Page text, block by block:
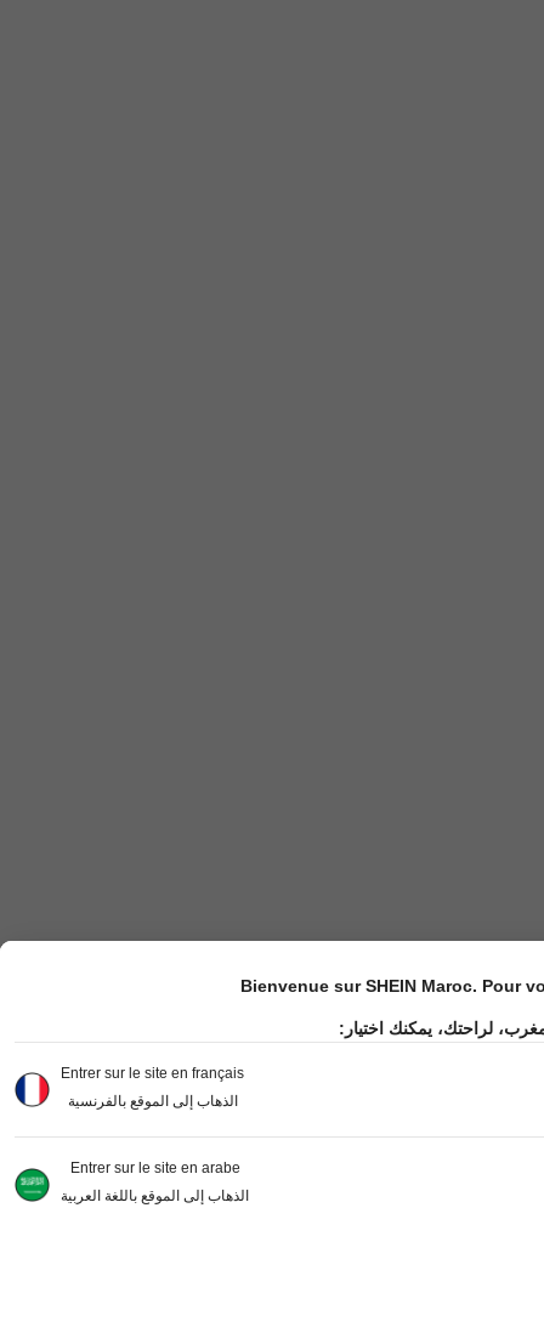
Bienvenue sur SHEIN Maroc. Pour
لراحتك، يمكنك اختيار:
Entrer sur le site en français
الذهاب إلى الموقع بالفرنسية
Entrer sur le site en arabe
الذهاب إلى الموقع باللغة العربية